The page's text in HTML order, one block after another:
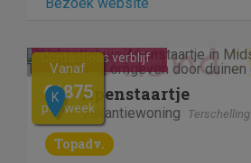
Bezoek website
Previous
Contactloos verblijf
Vanaf
€1875
per week
K Apenstaartje
Vakantiewoning Terschelling
Topadv.